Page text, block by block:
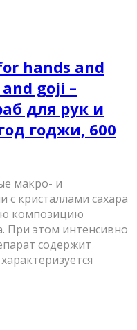
hands and
goji –
для рук и
годжи, 600
макро- и
с кристаллами сахара
композицию
этом интенсивно
содержит